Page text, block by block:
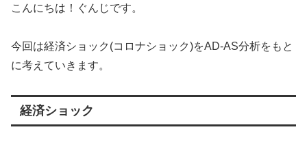
こんにちは！ぐんじです。
今回は経済ショック(コロナショック)をAD-AS分析をもと
に考えていきます。
経済ショック